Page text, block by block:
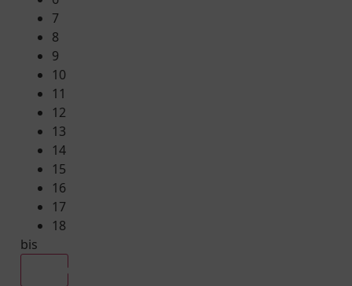
7
8
9
10
11
12
13
14
15
16
17
18
bis